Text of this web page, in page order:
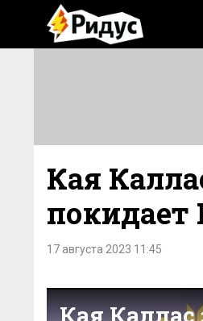
Кая
покидает
17 августа 2023 11:45